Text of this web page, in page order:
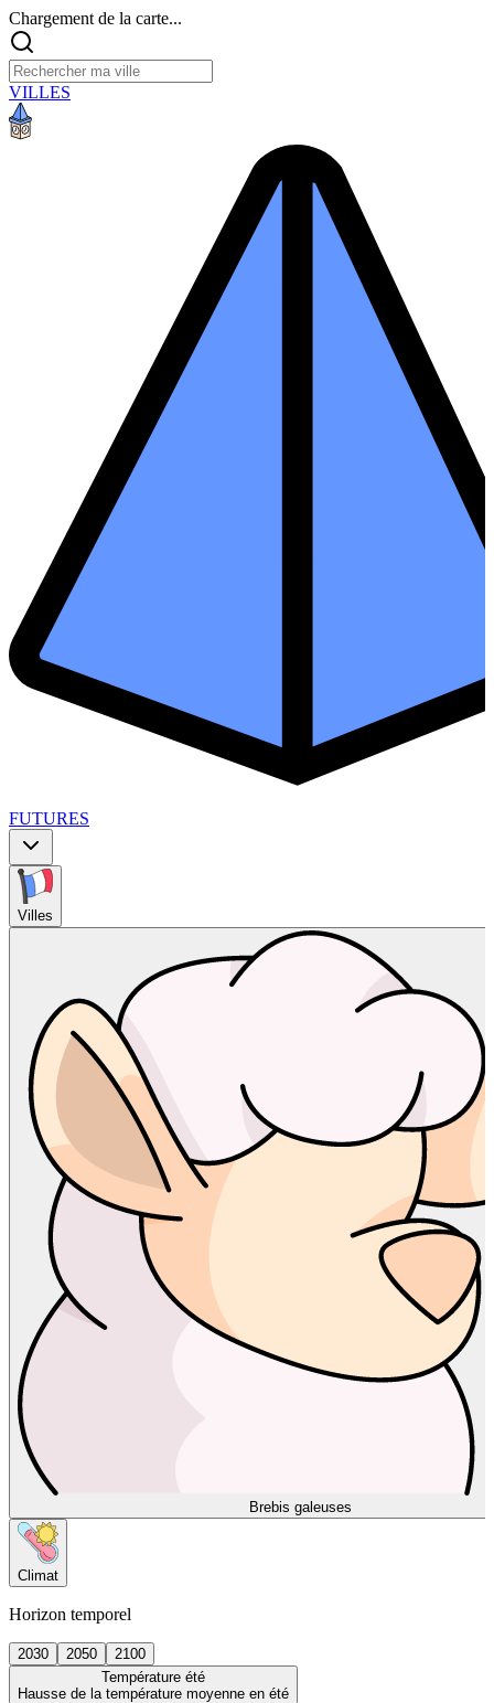
Chargement de la carte...
VILLES
FUTURES
Villes
Brebis galeuses
Climat
Horizon temporel
2030 2050
2100
Température été
Hausse de la température moyenne en été